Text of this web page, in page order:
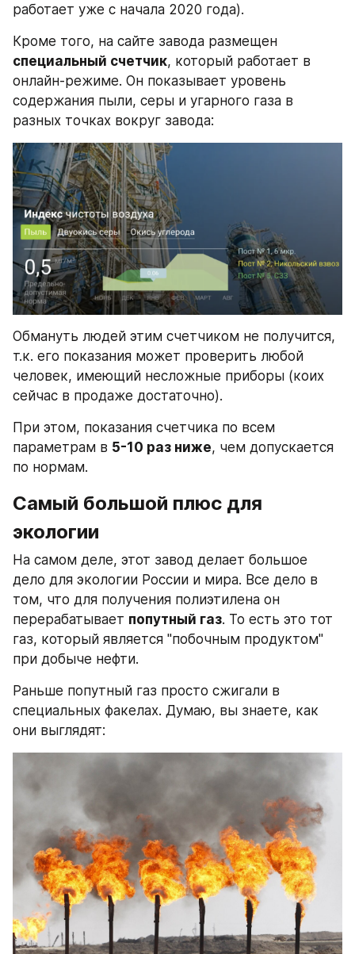
работает уже с начала 2020 года).
специальный счетчик, который работает в
онлайн-режиме. Он показывает уровень
содержания пыли, серы и угарного газа в
разных точках вокруг завода:
Обмануть людей этим счетчиком не получится,
т.к. его показания может проверить любой
человек, имеющий несложные приборы (коих
сейчас в продаже достаточно).
При этом, показания счетчика по всем
параметрам в 5-10 раз ниже, чем допускается
по нормам.
Самый большой плюс для
экологии
На самом деле, этот завод делает большое
дело для экологии России и мира. Все дело в
том, что для получения полиэтилена он
перерабатывает попутный газ. То есть это тот
газ, который является "побочным продуктом"
при добыче нефти.
Раньше попутный газ просто сжигали в
специальных факелах. Думаю, вы знаете, как
они выглядят: